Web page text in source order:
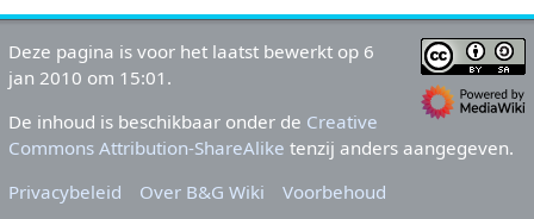
Deze pagina is voor het laatst bewerkt op 6
jan 2010 om 15:01.
De inhoud is beschikbaar onder de Creative
Commons Attribution-ShareAlike tenzij anders aangegeven.
Privacybeleid
Over B&G Wiki Voorbehoud